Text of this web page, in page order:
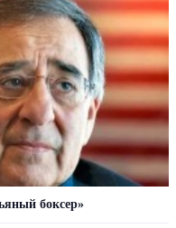
боксер»